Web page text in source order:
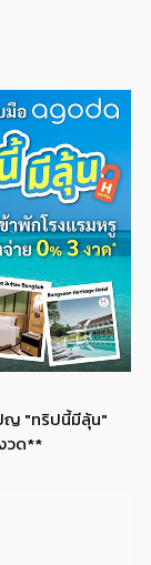
ญ "ทริปนี้มีลุ้น"
วด**